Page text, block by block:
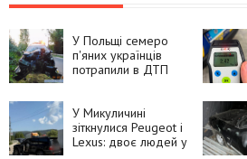
У Польщі семеро
п'яних українців
потрапили в ДТП
У Микуличині
зіткнулися Peugeot і
Lexus: двоє людей у